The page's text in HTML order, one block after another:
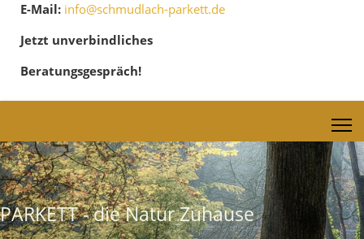
E-Mail: info@schmudlach-parkett.de
Jetzt unverbindliches
Beratungsgespräch!
PARKETT - die Natur Zuhause